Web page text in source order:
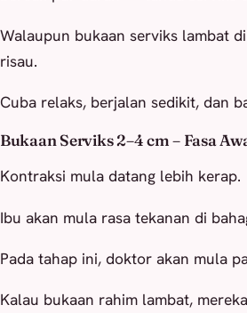
Walaupun bukaan serviks lambat
risau.
Cuba relaks, berjalan sedikit, dan
Bukaan Serviks 2–4 cm – Fasa
Kontraksi mula datang lebih kerap.
Ibu akan mula rasa tekanan di
Pada tahap ini, doktor akan mula
Kalau bukaan rahim lambat,